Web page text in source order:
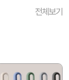
전체보기